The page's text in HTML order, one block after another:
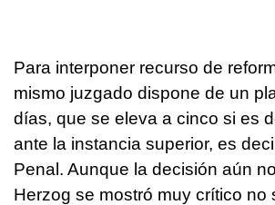
Para interponer recurso de
mismo juzgado dispone de un
días, que se eleva a cinco si es
ante la instancia superior, es
Penal. Aunque la decisión aún
Herzog se mostró muy crítico no